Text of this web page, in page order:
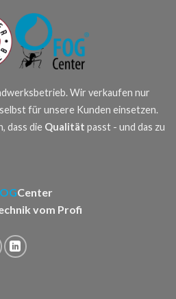
Wir verkaufen nur
für unsere Kunden einsetzen.
dass die Qualität passt - und das zu
Center
vom Profi